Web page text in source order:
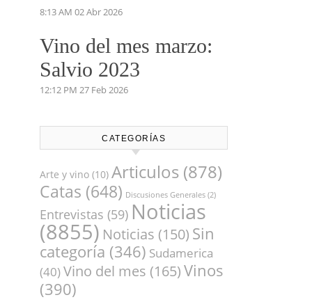
Vino del mes de abril:
Palenzuela Quintero
2021
8:13 AM02 Abr 2026
Vino del mes marzo:
Salvio 2023
27 Feb 2026
CATEGORÍAS
Arte y vino(10) Articulos(878)
Catas(648) Discusiones Generales (2)
Entrevistas Noticias